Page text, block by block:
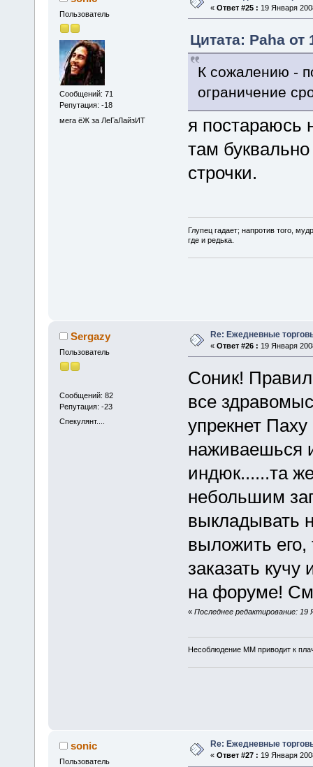
Пользователь
Сообщений: 71
Репутация: -18
мега ёЖ за ЛеГаЛайзИТ
« Ответ #25 : 19 Января
Цитата: Paha от
К сожалению -
ограничение
я постараюсь
там
строчки.
Глупец гадает; нaпротив того,
где и редька.
Sergazy
Пользователь
Сообщений: 82
Репутация: -23
Спекулянт....
Re: Ежедневные
« Ответ #26 : 19 Января
Соник!
все
упрекнет
наживаешься
индюк......та
небольшим
выкладывать
выложить его,
заказать
на форуме!
« Последнее редактирование: 19
Несоблюдение ММ приводит к
sonic
Пользователь
Re: Ежедневные
« Ответ #27 : 19 Января